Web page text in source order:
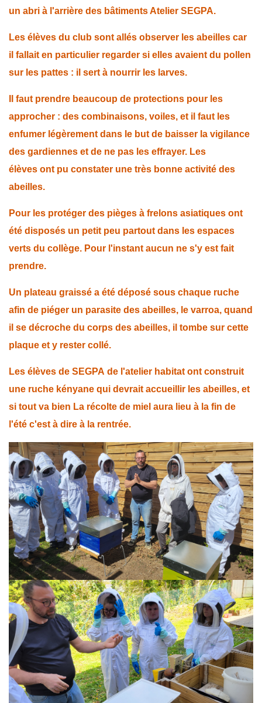
un abri à l'arrière des bâtiments Atelier SEGPA.
Les élèves du club sont allés observer les abeilles car
il fallait en particulier regarder si elles avaient du pollen
sur les pattes : il sert à nourrir les larves.
Il faut prendre beaucoup de protections pour les
approcher : des combinaisons, voiles, et il faut les
enfumer légèrement dans le but de baisser la vigilance
des gardiennes et de ne pas les effrayer. Les
élèves ont pu constater une très bonne activité des
abeilles.
Pour les protéger des pièges à frelons asiatiques ont
été disposés un petit peu partout dans les espaces
verts du collège. Pour l'instant aucun ne s'y est fait
prendre.
Un plateau graissé a été déposé sous chaque ruche
afin de piéger un parasite des abeilles, le varroa, quand
il se décroche du corps des abeilles, il tombe sur cette
plaque et y rester collé.
Les élèves de SEGPA de l'atelier habitat ont construit
une ruche kényane qui devrait accueillir les abeilles, et
si tout va bien La récolte de miel aura lieu à la fin de
l'été c'est à dire à la rentrée.